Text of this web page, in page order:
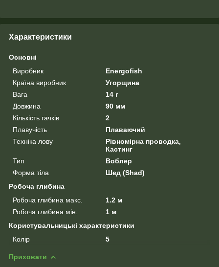
Характеристики
Основні
Виробник
Energofish
Країна виробник
Угорщина
Вага
14 г
Довжина
90 мм
Кількість гачків
2
Плавучість
Плаваючий
Техніка лову
Рівномірна проводка,
Кастинг
Тип
Воблер
Форма тіла
Шед (Shad)
Робоча глибина
Робоча глибина макс.
1.2 м
Робоча глибина мін.
1 м
Користувальницькі характеристики
Колір
5
Приховати